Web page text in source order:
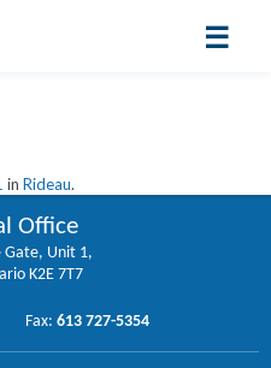
☰
in Rideau.
Office
Gate, Unit 1,
K2E 7T7
Fax: 613 727-5354